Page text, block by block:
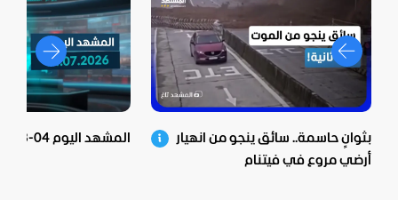
بثوانٍ حاسمة.. سائق ينجو من انهيار
أرضي مروع في فيتنام
المشهد اليوم 04-08-2026